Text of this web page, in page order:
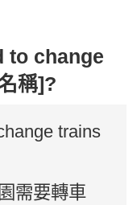
to change
稱]?
trains
需要轉車